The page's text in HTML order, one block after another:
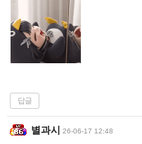
답글
별과시 26-06-17 12:48